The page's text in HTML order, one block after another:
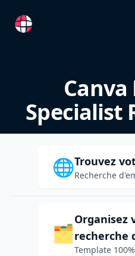
RemoteFR
Canva
Specialist
🌐Trouvez
Recherche
🗂️
Organisez
recherche
Template